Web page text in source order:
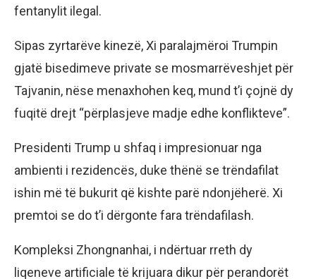
fentanylit ilegal.
Sipas zyrtarëve kinezë, Xi paralajmëroi Trumpin
gjatë bisedimeve private se mosmarrëveshjet për
Tajvanin, nëse menaxhohen keq, mund t’i çojnë dy
fuqitë drejt “përplasjeve madje edhe konflikteve”.
Presidenti Trump u shfaq i impresionuar nga
ambienti i rezidencës, duke thënë se trëndafilat
ishin më të bukurit që kishte parë ndonjëherë. Xi
premtoi se do t’i dërgonte fara trëndafilash.
Kompleksi Zhongnanhai, i ndërtuar rreth dy
liqeneve artificiale të krijuara dikur për perandorët